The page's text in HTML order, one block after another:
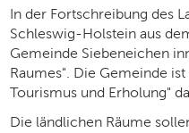
In der Fortschreibung des
Schleswig-Holstein aus
Gemeinde Siebeneichen
Raumes". Die Gemeinde
Tourismus und Erholung"
Die ländlichen Räume